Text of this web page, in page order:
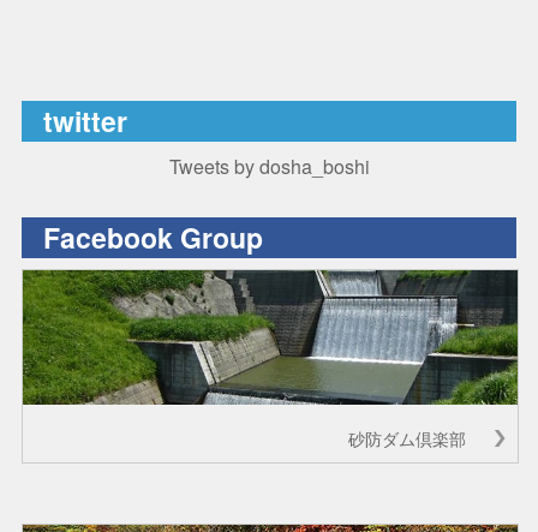
twitter
Tweets by dosha_boshi
Facebook Group
砂防ダム倶楽部